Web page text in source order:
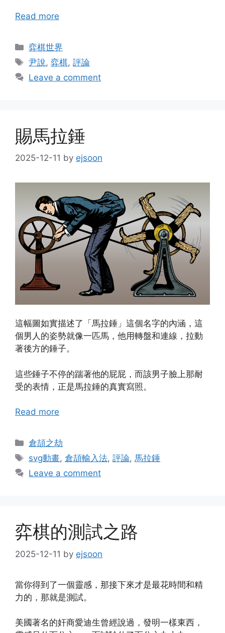
Read more
Categories
弈棋世界
Tags
尹說,弈棋,評論
Leave a comment
賜馬拉錘
2025-12-11 by ejsoon
這幅圖如實描述了「馬拉錘」這個名字的內涵，這
個男人的姿勢就像一匹馬，他用轉盤和連線，拉動
著後方的錘子。
這些錘子不停的踹著他的屁屁，而該男子臉上那耐
受的表情，正是馬拉錘的真實寫照。
Read more
Categories
倉頡之劫
Tags
svg動畫,倉頡輸入法,評論,馬拉錘
Leave a comment
弈棋的測試之路
2025-12-11 by ejsoon
當你得到了一個靈感，那接下來才是最花時間和精
力的，那就是測試。
美國著名的奸商愛迪生曾經說過，發明一樣東西，